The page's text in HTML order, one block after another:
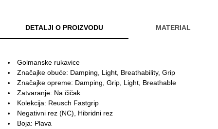
DETALJI O PROIZVODU MATERIAL
Golmanske rukavice
Značajke obuće: Damping, Light, Breathability, Grip
Značajke opreme: Damping, Grip, Light, Breathable
Zatvaranje: Na čičak
Kolekcija: Reusch Fastgrip
Negativni rez (NC), Hibridni rez
Boja: Plava